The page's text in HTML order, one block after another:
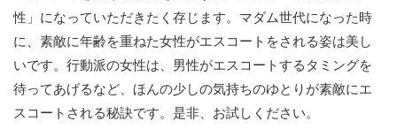
性」になっていただきたく存じます。マダム世代になった時
に、素敵に年齢を重ねた女性がエスコートをされる姿は美し
いです。行動派の女性は、男性がエスコートするタミングを
待ってあげるなど、ほんの少しの気持ちのゆとりが素敵にエ
スコートされる秘訣です。是非、お試しください。